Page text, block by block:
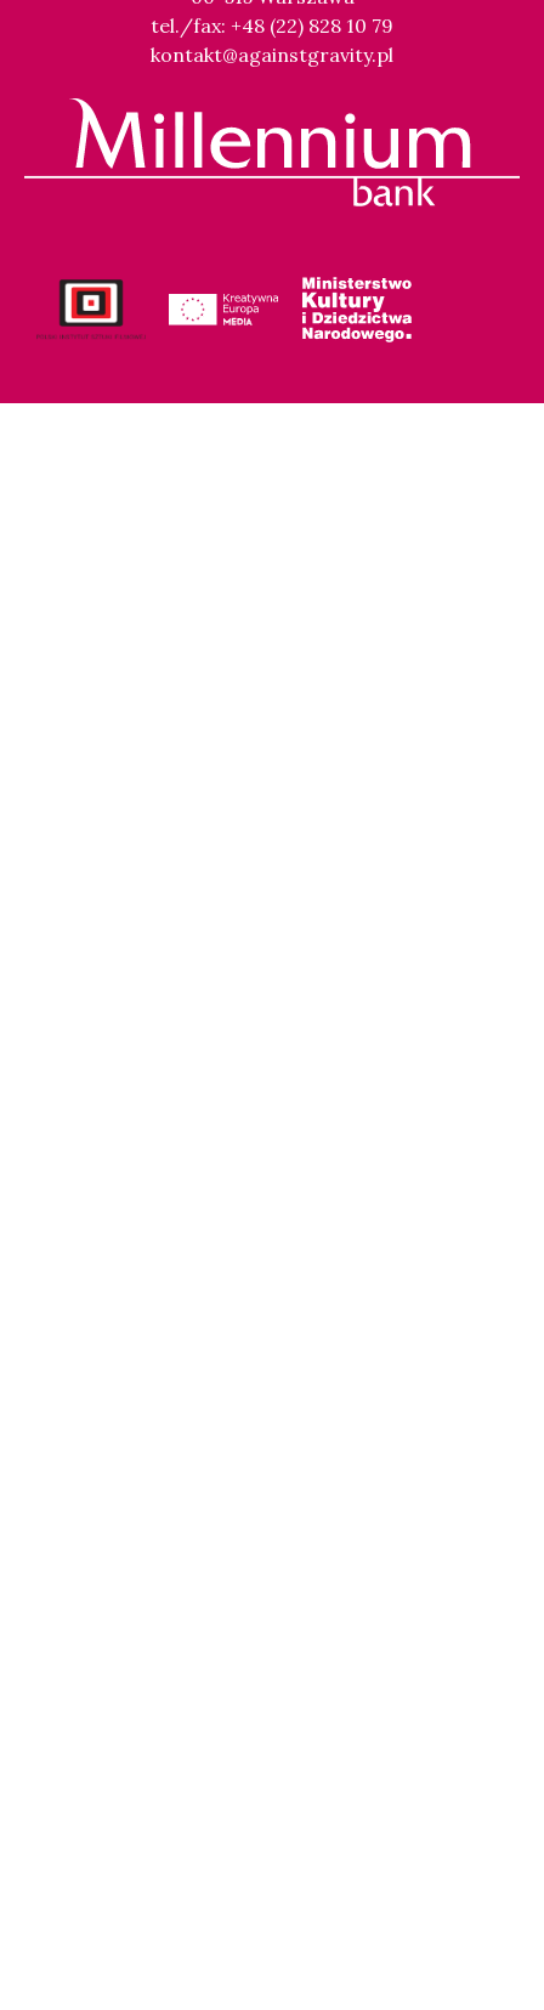
tel./fax: +48 (22) 828 10 79
kontakt@againstgravity.pl